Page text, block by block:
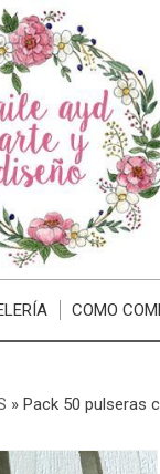
COMO
» Pack 50 pulseras